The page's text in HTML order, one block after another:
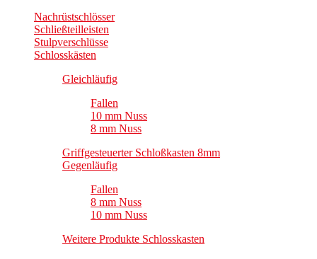
Nachrüstschlösser
Schließteilleisten
Stulpverschlüsse
Schlosskästen
Gleichläufig
Fallen
10 mm Nuss
8 mm Nuss
Griffgesteuerter Schloßkasten 8mm
Gegenläufig
Fallen
8 mm Nuss
10 mm Nuss
Weitere Produkte Schlosskasten